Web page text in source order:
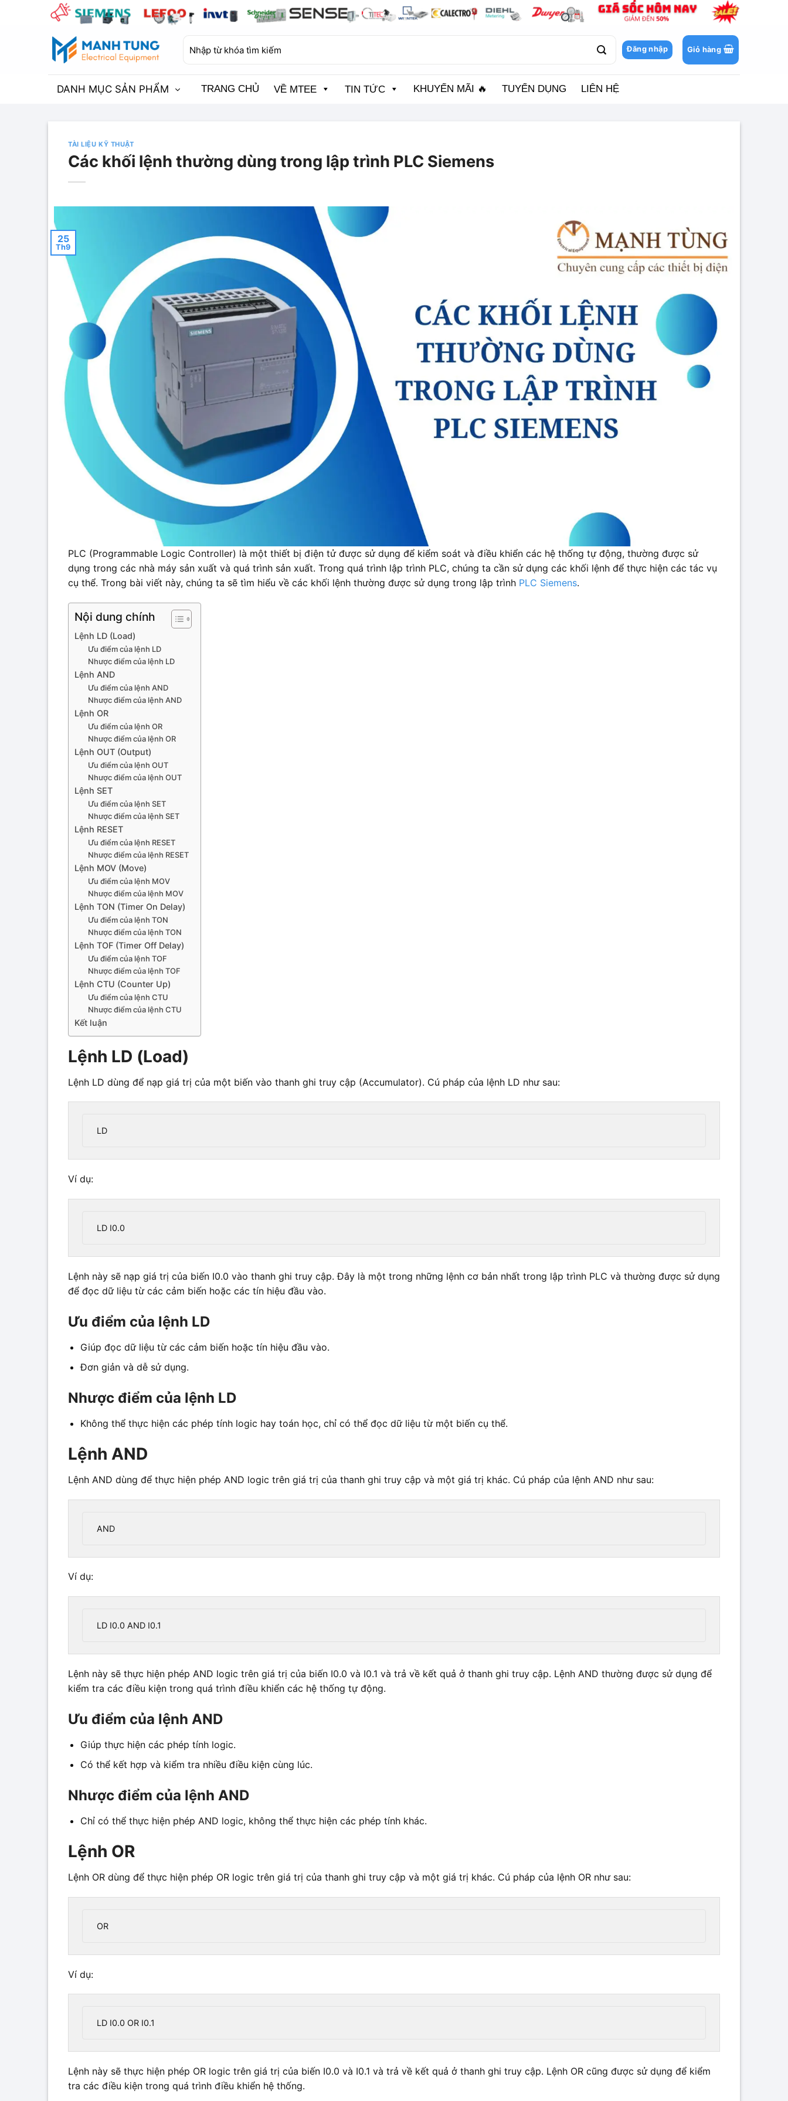
kiếm:
Đăng nhập Giỏ hàng
DANH MỤC SẢN PHẨM TRANG CHỦ VỀ MTEE TIN TỨC KHUYẾN MÃI 🔥 TUYỂN DỤNG LIÊN HỆ
TÀI LIỆU KỸ THUẬT
Các khối lệnh thường dùng trong lập trình PLC Siemens
25
Th9
PLC (Programmable Logic Controller) là một thiết bị điện tử được sử dụng để kiểm soát và điều khiển các hệ thống tự động, thường được sử
dụng trong các nhà máy sản xuất và quá trình sản xuất. Trong quá trình lập trình PLC, chúng ta cần sử dụng các khối lệnh để thực hiện các tác vụ
cụ thể. Trong bài viết này, chúng ta sẽ tìm hiểu về các khối lệnh thường được sử dụng trong lập trình PLC Siemens.
Nội dung chính
Lệnh LD (Load)
Ưu điểm của lệnh LD
Nhược điểm của lệnh LD
Lệnh AND
Ưu điểm của lệnh AND
Nhược điểm của lệnh AND
Lệnh OR
Ưu điểm của lệnh OR
Nhược điểm của lệnh OR
Lệnh OUT (Output)
Ưu điểm của lệnh OUT
Nhược điểm của lệnh OUT
Lệnh SET
Ưu điểm của lệnh SET
Nhược điểm của lệnh SET
Lệnh RESET
Ưu điểm của lệnh RESET
Nhược điểm của lệnh RESET
Lệnh MOV (Move)
Ưu điểm của lệnh MOV
Nhược điểm của lệnh MOV
Lệnh TON (Timer On Delay)
Ưu điểm của lệnh TON
Nhược điểm của lệnh TON
Lệnh TOF (Timer Off Delay)
Ưu điểm của lệnh TOF
Nhược điểm của lệnh TOF
Lệnh CTU (Counter Up)
Ưu điểm của lệnh CTU
Nhược điểm của lệnh CTU
Kết luận
Lệnh LD (Load)
Lệnh LD dùng để nạp giá trị của một biến vào thanh ghi truy cập (Accumulator). Cú pháp của lệnh LD như sau:
LD
Ví dụ:
LD I0.0
Lệnh này sẽ nạp giá trị của biến I0.0 vào thanh ghi truy cập. Đây là một trong những lệnh cơ bản nhất trong lập trình PLC và thường được sử dụng
để đọc dữ liệu từ các cảm biến hoặc các tín hiệu đầu vào.
Ưu điểm của lệnh LD
Giúp đọc dữ liệu từ các cảm biến hoặc tín hiệu đầu vào.
Đơn giản và dễ sử dụng.
Nhược điểm của lệnh LD
Không thể thực hiện các phép tính logic hay toán học, chỉ có thể đọc dữ liệu từ một biến cụ thể.
Lệnh AND
Lệnh AND dùng để thực hiện phép AND logic trên giá trị của thanh ghi truy cập và một giá trị khác. Cú pháp của lệnh AND như sau:
AND
Ví dụ:
LD I0.0 AND I0.1
Lệnh này sẽ thực hiện phép AND logic trên giá trị của biến I0.0 và I0.1 và trả về kết quả ở thanh ghi truy cập. Lệnh AND thường được sử dụng để
kiểm tra các điều kiện trong quá trình điều khiển các hệ thống tự động.
Ưu điểm của lệnh AND
Giúp thực hiện các phép tính logic.
Có thể kết hợp và kiểm tra nhiều điều kiện cùng lúc.
Nhược điểm của lệnh AND
Chỉ có thể thực hiện phép AND logic, không thể thực hiện các phép tính khác.
Lệnh OR
Lệnh OR dùng để thực hiện phép OR logic trên giá trị của thanh ghi truy cập và một giá trị khác. Cú pháp của lệnh OR như sau:
OR
Ví dụ:
LD I0.0 OR I0.1
Lệnh này sẽ thực hiện phép OR logic trên giá trị của biến I0.0 và I0.1 và trả về kết quả ở thanh ghi truy cập. Lệnh OR cũng được sử dụng để kiểm
tra các điều kiện trong quá trình điều khiển hệ thống.